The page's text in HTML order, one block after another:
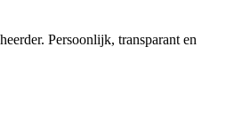
Persoonlijk, transparant en